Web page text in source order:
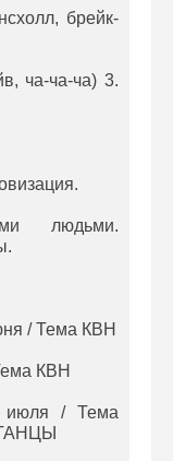
брейк-
ча-ча-ча) 3.
людьми.
/ Тема КВН
КВН
/ Тема